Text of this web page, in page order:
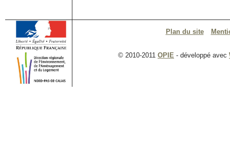
Plan du site
© 2010-2011 OPIE - développé avec